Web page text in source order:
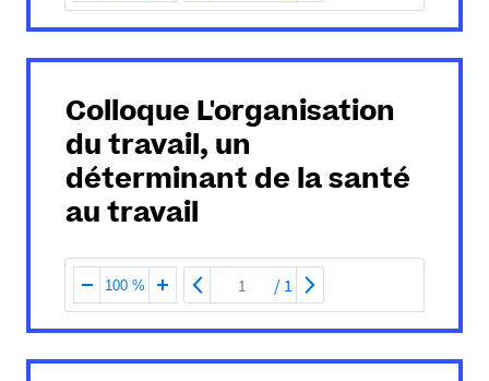
Colloque L'organisation
du travail, un
déterminant de la santé
au travail
100 % / 1